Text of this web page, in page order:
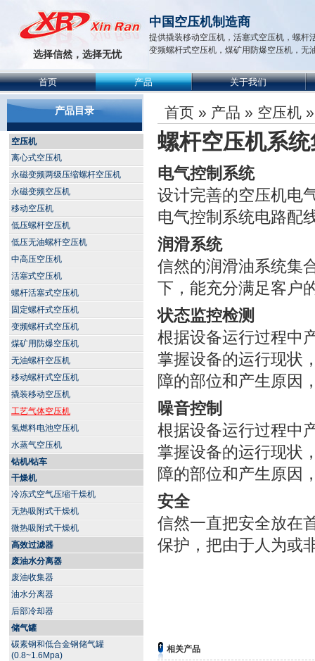
选择信然，选择无忧
中国空压机制造商
提供撬装移动空压机，活塞式空压机，螺杆
变频螺杆式空压机，煤矿用防爆空压机，无
首页 产品 关于我们
产品目录
空压机
离心式空压机
永磁变频两级压缩螺杆空压机
永磁变频空压机
移动空压机
低压螺杆空压机
低压无油螺杆空压机
中高压空压机
活塞式空压机
螺杆活塞式空压机
固定螺杆式空压机
变频螺杆式空压机
煤矿用防爆空压机
无油螺杆空压机
移动螺杆式空压机
撬装移动空压机
工艺气体空压机
氢燃料电池空压机
水蒸气空压机
钻机/钻车
干燥机
冷冻式空气压缩干燥机
无热吸附式干燥机
微热吸附式干燥机
高效过滤器
废油水分离器
废油收集器
油水分离器
后部冷却器
储气罐
碳素钢和低合金钢储气罐
(0.8~1.6Mpa)
首页 » 产品 » 空压机
螺杆空压机系
电气控制系统
设计完善的空压机电
电气控制系统电路配
润滑系统
信然的润滑油系统集
下，能充分满足客户
状态监控检测
根据设备运行过程中
掌握设备的运行现状
障的部位和产生原因
噪音控制
根据设备运行过程中
掌握设备的运行现状
障的部位和产生原因
安全
信然一直把安全放在
保护，把由于人为或
相关产品